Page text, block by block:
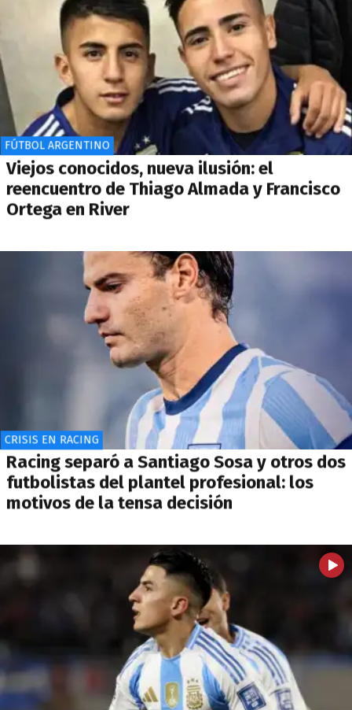
FÚTBOL ARGENTINO
Viejos conocidos, nueva ilusión: el
reencuentro de Thiago Almada y Francisco
Ortega en River
CRISIS EN RACING
Racing separó a Santiago Sosa y otros dos
futbolistas del plantel profesional: los
motivos de la tensa decisión